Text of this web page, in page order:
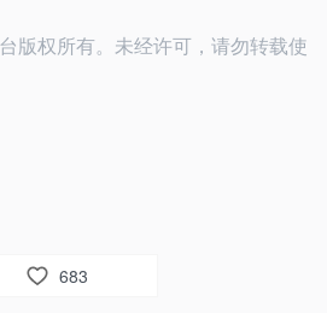
版权所有。未经许可，请勿转载使
683